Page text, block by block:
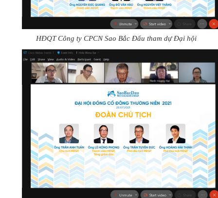
HĐQT Công ty CPCN Sao Bắc Đẩu tham dự Đại hội